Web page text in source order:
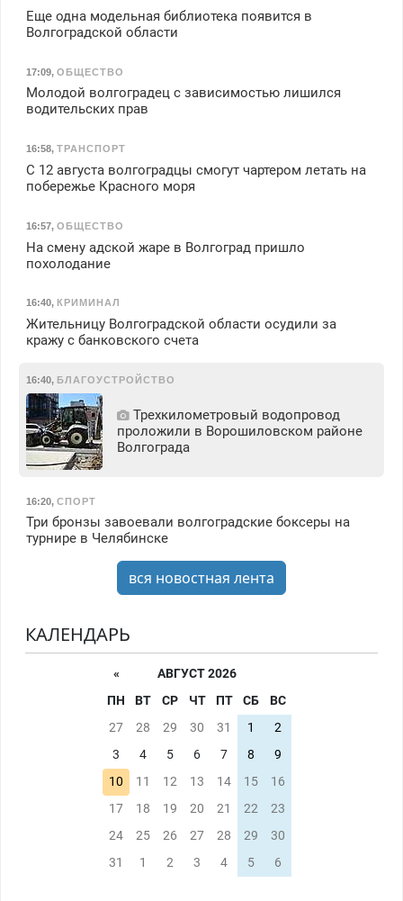
Еще одна модельная библиотека появится в
Волгоградской области
17:09, ОБЩЕСТВО
Молодой волгоградец с зависимостью лишился
водительских прав
16:58, ТРАНСПОРТ
С 12 августа волгоградцы смогут чартером летать на
побережье Красного моря
16:57, ОБЩЕСТВО
На смену адской жаре в Волгоград пришло
похолодание
16:40, КРИМИНАЛ
Жительницу Волгоградской области осудили за
кражу с банковского счета
16:40, БЛАГОУСТРОЙСТВО
Трехкилометровый водопровод
проложили в Ворошиловском районе
Волгограда
16:20, СПОРТ
Три бронзы завоевали волгоградские боксеры на
турнире в Челябинске
вся новостная лента
КАЛЕНДАРЬ
«
АВГУСТ 2026
ПН
ВТ СР ЧТ ПТ СБ
ВС
27
28 29 30 31 1
2
3
4 5 6 7 8
9
10
11 12 13 14 15
16
17
18 19 20 21 22
23
24
25 26 27 28 29
30
31
1 2 3 4 5 6